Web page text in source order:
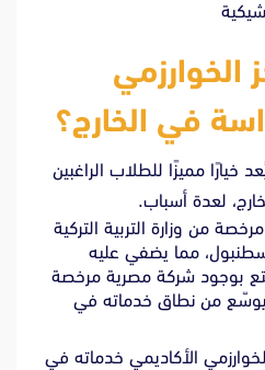
الخوارزمي
في الخارج؟
خيارًا مميزًا للطلاب الراغبين
لعدة أسباب.
من وزارة التربية التركية
مما يضفي عليه
بوجود شركة مصرية مرخصة
يوسّع من نطاق خدماته في
الأكاديمي خدماته في